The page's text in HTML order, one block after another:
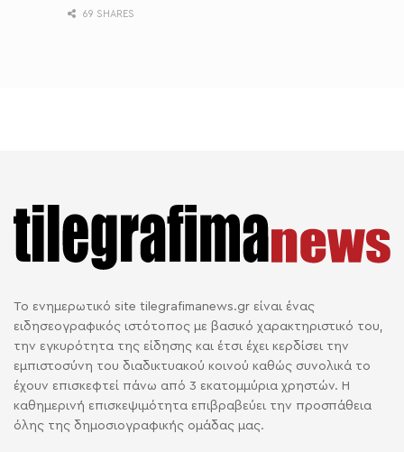
69 SHARES
Το ενημερωτικό site tilegrafimanews.gr είναι ένας
ειδησεογραφικός ιστότοπος με βασικό χαρακτηριστικό του,
την εγκυρότητα της είδησης και έτσι έχει κερδίσει την
εμπιστοσύνη του διαδικτυακού κοινού καθώς συνολικά το
έχουν επισκεφτεί πάνω από 3 εκατομμύρια χρηστών. Η
καθημερινή επισκεψιμότητα επιβραβεύει την προσπάθεια
όλης της δημοσιογραφικής ομάδας μας.